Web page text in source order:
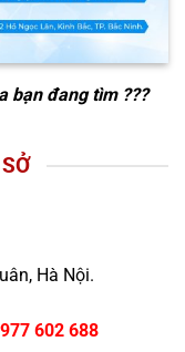
bạn đang tìm ???
Hà Nội.
602 688